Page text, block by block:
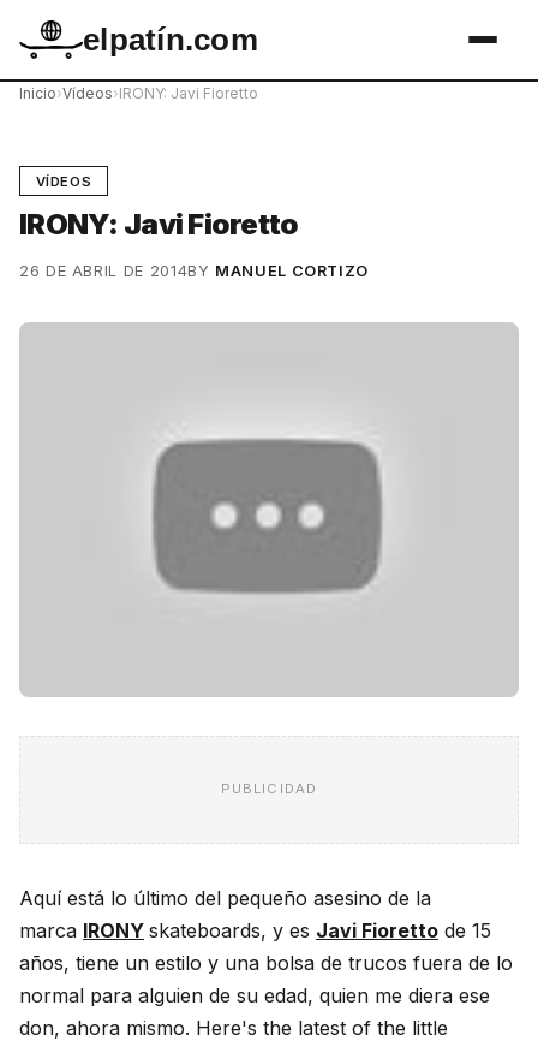
elpatín.com
Inicio›Vídeos›IRONY: Javi Fioretto
VÍDEOS
IRONY: Javi Fioretto
26 DE ABRIL DE 2014BY MANUEL CORTIZO
PUBLICIDAD
Aquí está lo último del pequeño asesino de la
marca IRONY skateboards, y es Javi Fioretto de 15
años, tiene un estilo y una bolsa de trucos fuera de lo
normal para alguien de su edad, quien me diera ese
don, ahora mismo. Here's the latest of the little